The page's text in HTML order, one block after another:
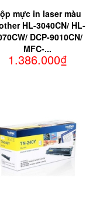
mực in laser màu
HL-3040CN/ HL-
DCP-9010CN/
MFC-...
1.386.000₫